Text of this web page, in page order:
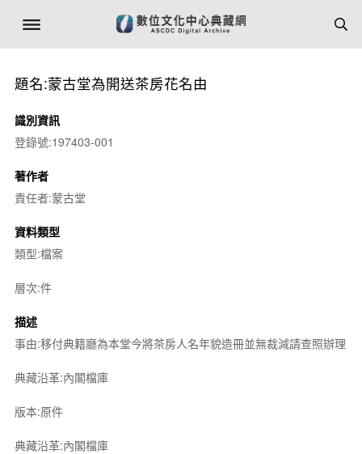
題名:蒙古堂為開送茶房花名由
識別資訊
登錄號:197403-001
著作者
責任者:蒙古堂
資料類型
類型:檔案
層次:件
描述
事由:移付典籍廳為本堂今將茶房人名年貌造冊並無裁減請查照辦理
典藏沿革:內閣檔庫
版本:原件
典藏沿革:內閣檔庫